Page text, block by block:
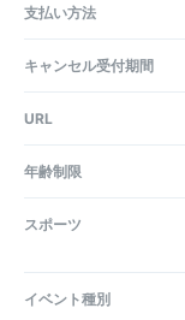
支払い方法
キャンセル受付期間
URL
年齢制限
スポーツ
イベント種別